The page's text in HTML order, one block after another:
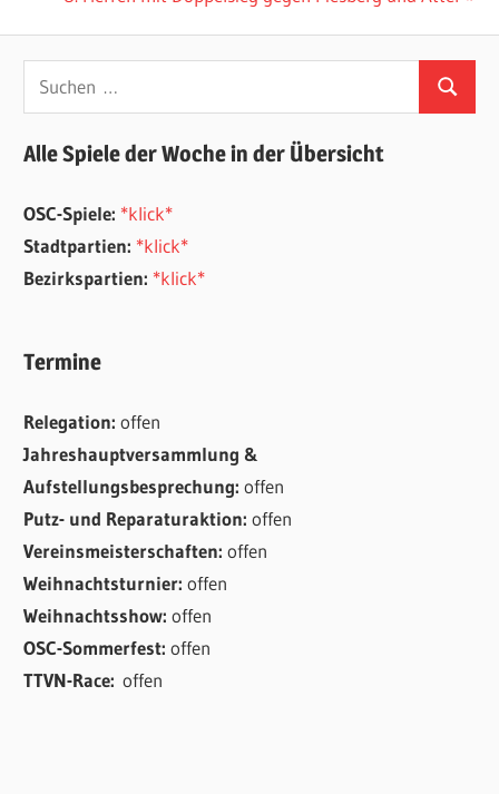
Suchen
nach:
Suchen
Alle Spiele der Woche in der Übersicht
OSC-Spiele: *klick*
Stadtpartien: *klick*
Bezirkspartien: *klick*
Termine
Relegation:offen
Jahreshauptversammlung &
Aufstellungsbesprechung:offen
Putz- und Reparaturaktion:offen
Vereinsmeisterschaften:offen
Weihnachtsturnier:offen
Weihnachtsshow:offen
OSC-Sommerfest:offen
TTVN-Race:offen